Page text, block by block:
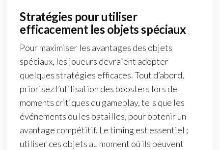
Stratégies pour utiliser
efficacement les objets spéciaux
Pour maximiser les avantages des objets
spéciaux, les joueurs devraient adopter
quelques stratégies efficaces. Tout d’abord,
priorisez l’utilisation des boosters lors de
moments critiques du gameplay, tels que les
événements ou les batailles, pour obtenir un
avantage compétitif. Le timing est essentiel ;
utiliser ces objets au moment où ils peuvent